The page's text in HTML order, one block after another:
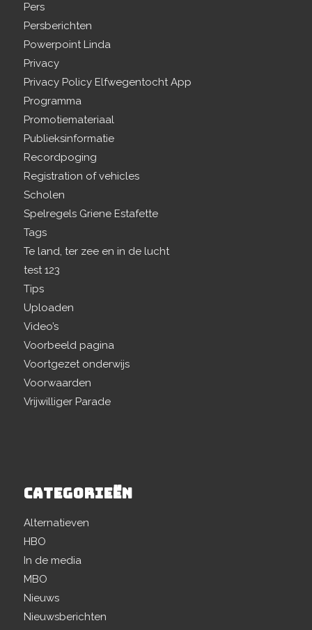
Pers
Persberichten
Powerpoint Linda
Privacy
Privacy Policy Elfwegentocht App
Programma
Promotiemateriaal
Publieksinformatie
Recordpoging
Registration of vehicles
Scholen
Spelregels Griene Estafette
Tags
Te land, ter zee en in de lucht
test 123
Tips
Uploaden
Video’s
Voorbeeld pagina
Voortgezet onderwijs
Voorwaarden
Vrijwilliger Parade
CATEGORIEËN
Alternatieven
HBO
In de media
MBO
Nieuws
Nieuwsberichten